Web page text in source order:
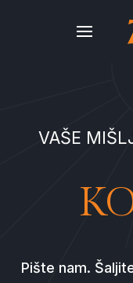
VAŠE
Pište nam.